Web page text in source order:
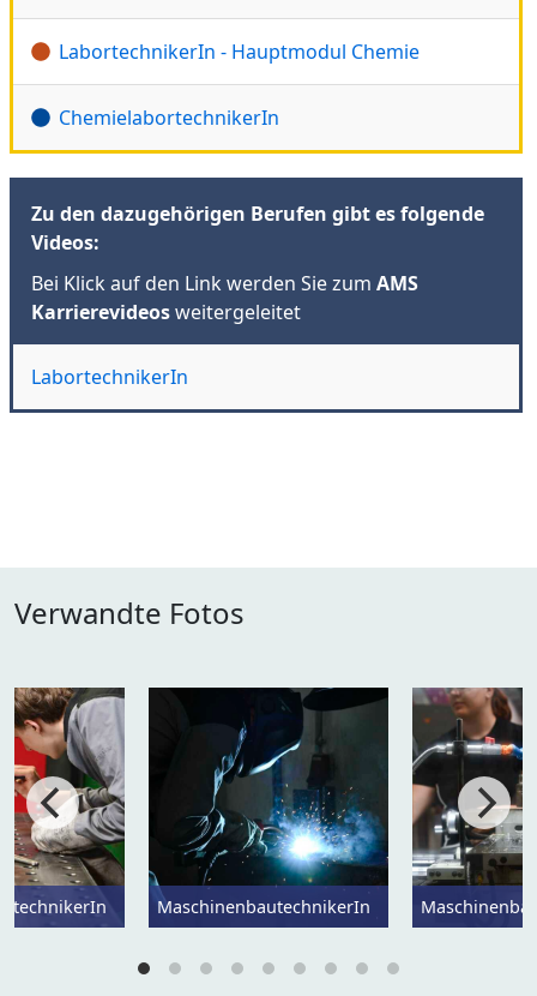
LabortechnikerIn - Hauptmodul Chemie
ChemielabortechnikerIn
Zu den dazugehörigen Berufen gibt es folgende
Videos:
Bei Klick auf den Link werden Sie zum AMS
Karrierevideosweitergeleitet
LabortechnikerIn
Verwandte Fotos
MaschinenbautechnikerIn